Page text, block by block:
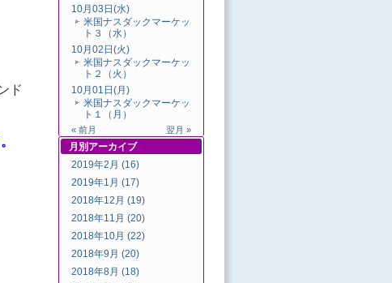
ド
10月03日(水)
米国ナスダックマーケッ
ト３（水）
10月02日(火)
米国ナスダックマーケッ
ト２（火）
10月01日(月)
米国ナスダックマーケッ
ト１（月）
« 前月 翌月 »
月別 アーカイブ
2019年2月 (16)
2019年1月 (17)
2018年12月 (19)
2018年11月 (20)
2018年10月 (22)
2018年9月 (20)
2018年8月 (18)